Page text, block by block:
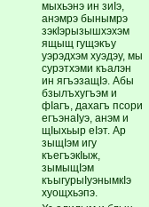
мыхьэнэ ин зиIэ,
анэмрэ бынымрэ
зэкIэрызышхэхэм
ящыщ гущэкъу
уэрэдхэм хуэдэу, мы
сурэтхэми къалэн
ин ягъэзащIэ. Абы
бзылъхугъэм и
фIагъ, дахагъ псори
егъэнаIуэ, анэм и
щIыхьыр еIэт. Ар
зыщIэм игу
къегъэкIыж,
зымыщIэм
къыгурыIуэнымкIэ
хуощхьэпэ.